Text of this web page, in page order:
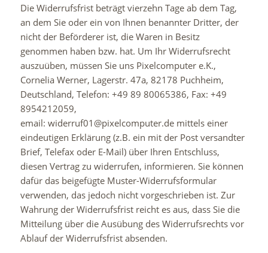
Die Widerrufsfrist beträgt vierzehn Tage ab dem Tag,
an dem Sie oder ein von Ihnen benannter Dritter, der
nicht der Beförderer ist, die Waren in Besitz
genommen haben bzw. hat. Um Ihr Widerrufsrecht
auszuüben, müssen Sie uns Pixelcomputer e.K.,
Cornelia Werner, Lagerstr. 47a, 82178 Puchheim,
Deutschland, Telefon: +49 89 80065386, Fax: +49
8954212059,
email: widerruf01@pixelcomputer.de mittels einer
eindeutigen Erklärung (z.B. ein mit der Post versandter
Brief, Telefax oder E-Mail) über Ihren Entschluss,
diesen Vertrag zu widerrufen, informieren. Sie können
dafür das beigefügte Muster-Widerrufsformular
verwenden, das jedoch nicht vorgeschrieben ist. Zur
Wahrung der Widerrufsfrist reicht es aus, dass Sie die
Mitteilung über die Ausübung des Widerrufsrechts vor
Ablauf der Widerrufsfrist absenden.